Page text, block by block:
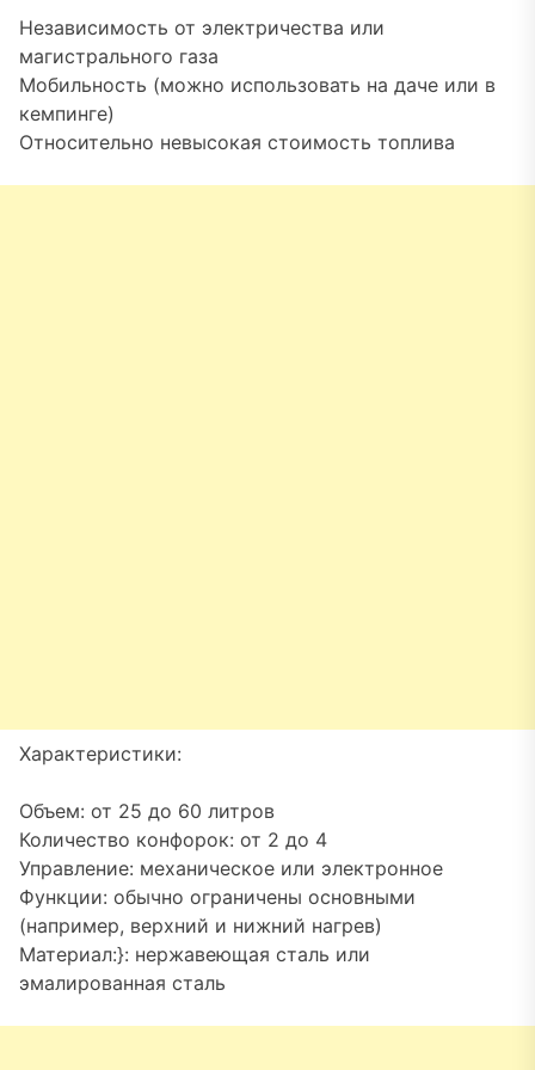
Независимость от электричества или
магистрального газа
Мобильность (можно использовать на даче или в
кемпинге)
Относительно невысокая стоимость топлива
Характеристики:
Объем: от 25 до 60 литров
Количество конфорок: от 2 до 4
Управление: механическое или электронное
Функции: обычно ограничены основными
(например, верхний и нижний нагрев)
Материал:}: нержавеющая сталь или
эмалированная сталь